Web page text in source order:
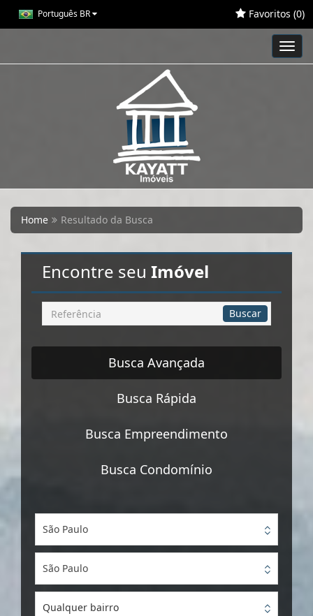
Português BR Favoritos (0)
Home Resultado da Busca
Encontre seu Imóvel
Busca
por
Buscar
Busca Avançada
Busca Rápida
Busca Empreendimento
Busca Condomínio
São Paulo
São Paulo
Qualquer bairro